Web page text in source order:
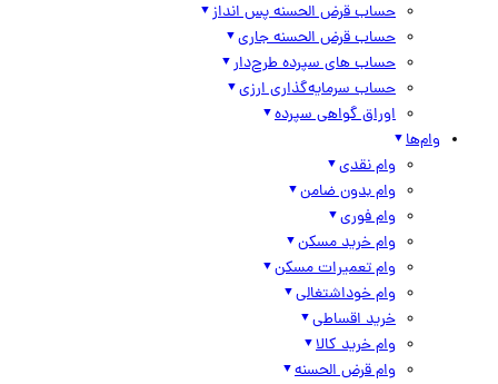
حساب قرض الحسنه پس انداز
حساب قرض الحسنه جاری
حساب های سپرده طرح‌دار
حساب سرمایه‌گذاری ارزی
اوراق گواهی سپرده
وام‌ها
وام نقدی
وام بدون ضامن
وام فوری
وام خرید مسکن
وام تعمیرات مسکن
وام خوداشتغالی
خرید اقساطی
وام خرید کالا
وام قرض الحسنه